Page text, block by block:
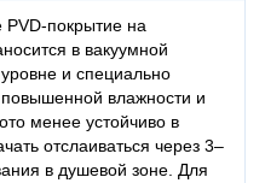
PVD-покрытие на
в вакуумной
и специально
влажности и
менее устойчиво в
отслаиваться через 3–
в душевой зоне. Для